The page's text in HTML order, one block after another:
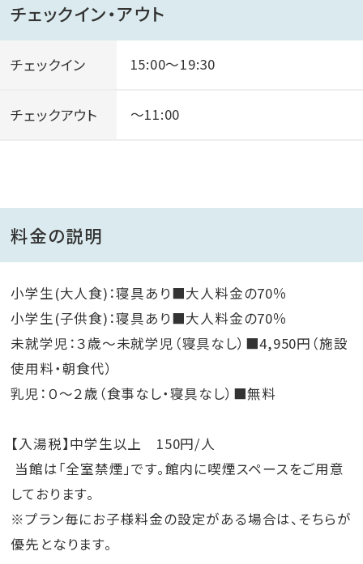
チェックイン・アウト
チェックイン 15:00～19:30
チェックアウト ～11:00
料金の説明
小学生(大人食)：寝具あり■大人料金の70％
小学生(子供食)：寝具あり■大人料金の70％
未就学児：３歳～未就学児（寝具なし）■4,950円（施設
使用料・朝食代）
乳児：０～２歳（食事なし・寝具なし）■無料
【入湯税】中学生以上 150円/人
当館は「全室禁煙」です。館内に喫煙スペースをご用意
しております。
※プラン毎にお子様料金の設定がある場合は、そちらが
優先となります。